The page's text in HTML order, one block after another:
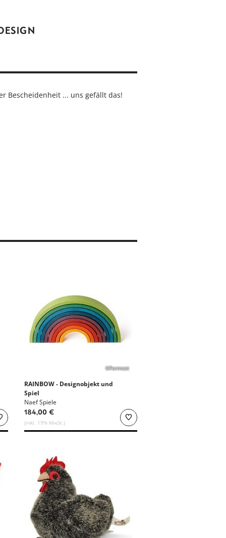
Bescheidenheit ... uns gefällt das!
©Formost
RAINBOW - Designobjekt und
Spiel
Naef Spiele
184,00 €
(inkl. 19% MwSt.)